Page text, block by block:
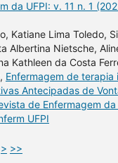
da UFPI: v. 11 n. 1
Katiane Lima Toledo,
Albertina Nietsche,
Kathleen da Costa
Enfermagem de terapia
Antecipadas de
de Enfermagem da
UFPI
> >>